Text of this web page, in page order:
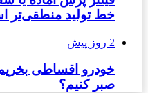
خط تولید منطقی‌تر
2 روز پیش
خودرو اقساطی بخریم
صبر کنیم؟